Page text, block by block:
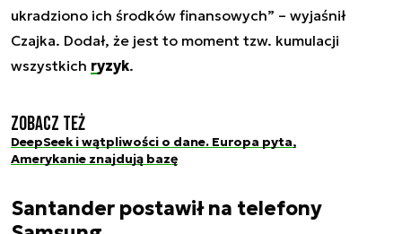
ukradziono ich środków finansowych” – wyjaśnił
Czajka. Dodał, że jest to moment tzw. kumulacji
wszystkich ryzyk.
Zobacz też
DeepSeek i wątpliwości o dane. Europa pyta,
Amerykanie znajdują bazę
Santander postawił na telefony